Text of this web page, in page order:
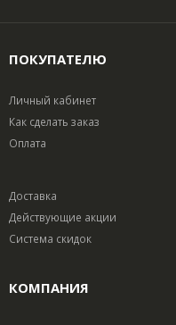
ПОКУПАТЕЛЮ
Личный кабинет
Как сделать заказ
Оплата
Доставка
Действующие акции
Система скидок
КОМПАНИЯ